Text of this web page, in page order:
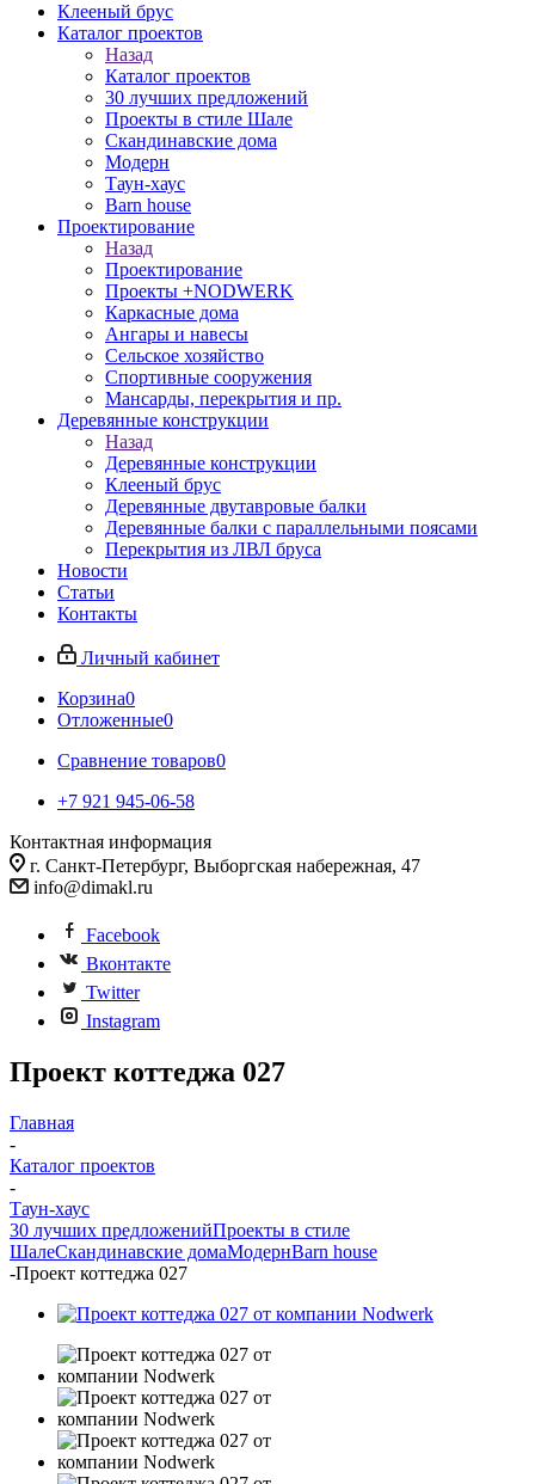
Клееный брус
Каталог проектов
Назад
Каталог проектов
30 лучших предложений
Проекты в стиле Шале
Скандинавские дома
Модерн
Таун-хаус
Barn house
Проектирование
Назад
Проектирование
Проекты +NODWERK
Каркасные дома
Ангары и навесы
Сельское хозяйство
Спортивные сооружения
Мансарды, перекрытия и пр.
Деревянные конструкции
Назад
Деревянные конструкции
Клееный брус
Деревянные двутавровые балки
Деревянные балки с параллельными поясами
Перекрытия из ЛВЛ бруса
Новости
Статьи
Контакты
Личный кабинет
Корзина0
Отложенные0
Сравнение товаров0
+7 921 945-06-58
Контактная информация
г. Санкт-Петербург, Выборгская набережная, 47
info@dimakl.ru
Facebook
Вконтакте
Twitter
Instagram
Проект коттеджа 027
Главная
-
Каталог проектов
-
Таун-хаус
30 лучших предложенийПроекты в стиле
ШалеСкандинавские домаМодернBarn house
-Проект коттеджа 027